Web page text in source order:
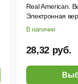
Real American.
Электронная
В наличии
28,32 руб.